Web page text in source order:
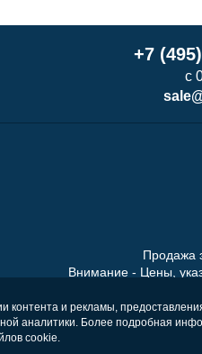
+7
с
Продажа
Внимание - Цены,
характер и ни
определяемой
контента и рекламы,
аналитики. Более подробная
cookie.